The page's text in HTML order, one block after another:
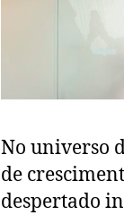
No universo
de
despertado